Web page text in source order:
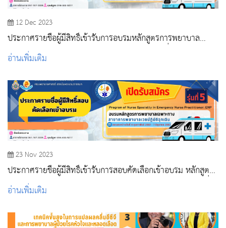
12 Dec 2023
ประกาศรายชื่อผู้มีสิทธิ์เข้ารับการอบรมหลักสูตรการพยาบาล
เฉพาะทางสาขาการพยาบาลเวชปฏิบัติฉุกเฉิน รุ่นที่ 5
อ่านเพิ่มเติม
23 Nov 2023
ประกาศรายชื่อผู้มีสิทธิ์เข้ารับการสอบคัดเลือกเข้าอบรม หลักสูตร
การพยาบาลเฉพาะทางสาขาการพยาบาลเวชปฏิบัติฉุกเฉิน รุ่นที่ 5
อ่านเพิ่มเติม